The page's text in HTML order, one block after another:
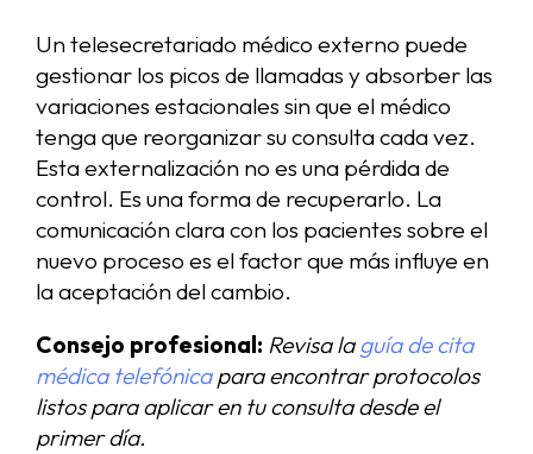
Un telesecretariado médico externo puede
gestionar los picos de llamadas y absorber las
variaciones estacionales sin que el médico
tenga que reorganizar su consulta cada vez.
Esta externalización no es una pérdida de
control. Es una forma de recuperarlo. La
comunicación clara con los pacientes sobre el
nuevo proceso es el factor que más influye en
la aceptación del cambio.
Consejo profesional: Revisa laguía de cita
médica telefónicapara encontrar protocolos
listos para aplicar en tu consulta desde el
primer día.